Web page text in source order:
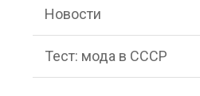
Новости
Тест: мода в СССР